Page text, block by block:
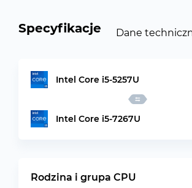
Specyfikacje Dane
Intel Core i5-5257U
Intel Core i5-7267U
Rodzina i grupa CPU